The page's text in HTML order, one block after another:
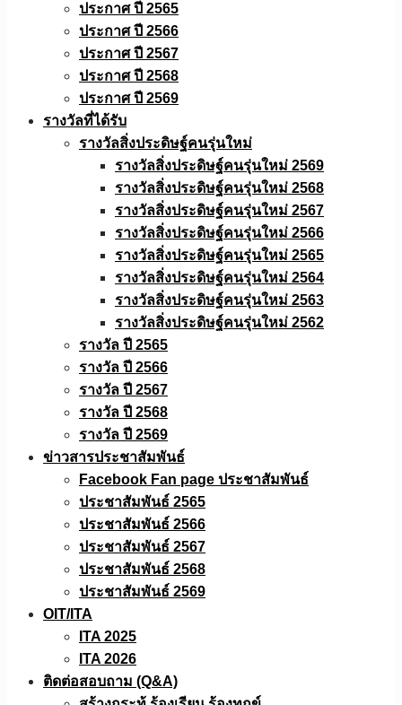
ประกาศ ปี 2565
ประกาศ ปี 2566
ประกาศ ปี 2567
ประกาศ ปี 2568
ประกาศ ปี 2569
รางวัลที่ได้รับ
รางวัลสิ่งประดิษฐ์คนรุ่นใหม่
รางวัลสิ่งประดิษฐ์คนรุ่นใหม่ 2569
รางวัลสิ่งประดิษฐ์คนรุ่นใหม่ 2568
รางวัลสิ่งประดิษฐ์คนรุ่นใหม่ 2567
รางวัลสิ่งประดิษฐ์คนรุ่นใหม่ 2566
รางวัลสิ่งประดิษฐ์คนรุ่นใหม่ 2565
รางวัลสิ่งประดิษฐ์คนรุ่นใหม่ 2564
รางวัลสิ่งประดิษฐ์คนรุ่นใหม่ 2563
รางวัลสิ่งประดิษฐ์คนรุ่นใหม่ 2562
รางวัล ปี 2565
รางวัล ปี 2566
รางวัล ปี 2567
รางวัล ปี 2568
รางวัล ปี 2569
ข่าวสารประชาสัมพันธ์
Facebook Fan page ประชาสัมพันธ์
ประชาสัมพันธ์ 2565
ประชาสัมพันธ์ 2566
ประชาสัมพันธ์ 2567
ประชาสัมพันธ์ 2568
ประชาสัมพันธ์ 2569
OIT/ITA
ITA 2025
ITA 2026
ติดต่อสอบถาม (Q&A)